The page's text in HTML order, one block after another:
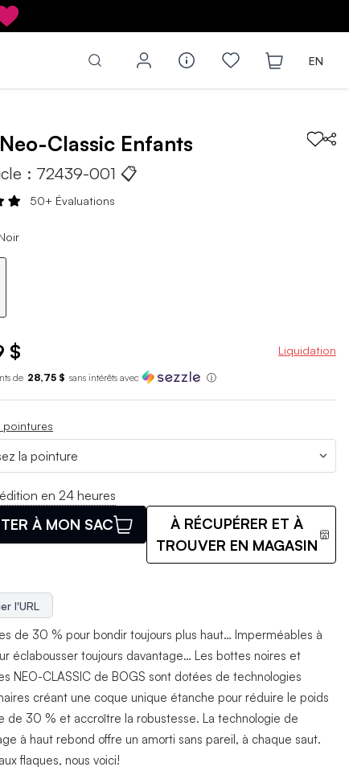
EN
Neo-Classic Enfants
: 72439-001 📋
50+ Évaluations
$ Liquidation
de 28,75 $ sans intérêts avec ⓘ
pointures
en 24 heures
À MON SAC
À RÉCUPÉRER ET À
TROUVER EN MAGASIN
l'URL
de 30 % pour bondir toujours plus haut… Imperméables à
éclabousser toujours davantage… Les bottes noires et
NEO-CLASSIC de BOGS sont dotées de technologies
créant une coque unique étanche pour réduire le poids
de 30 % et accroître la robustesse. La technologie de
à haut rebond offre un amorti sans pareil, à chaque saut.
flaques, nous voici!